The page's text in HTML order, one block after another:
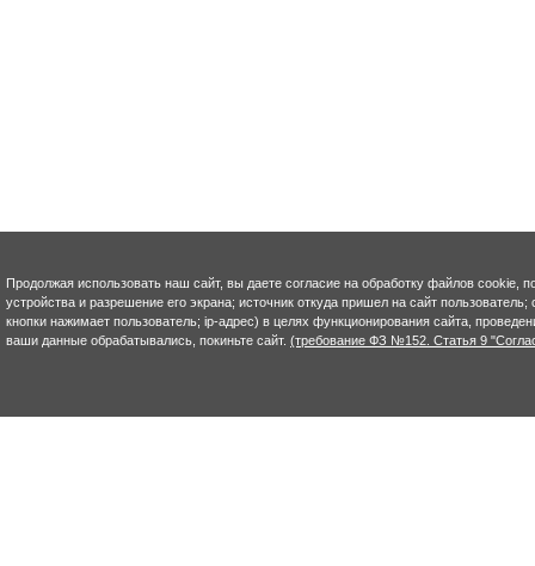
Продолжая использовать наш сайт, вы даете согласие на обработку файлов cookie,
устройства и разрешение его экрана; источник откуда пришел на сайт
кнопки нажимает пользователь; ip-адрес) в целях функционирования сайта,
ваши данные обрабатывались, покиньте сайт. (требование ФЗ №152. Статья 9